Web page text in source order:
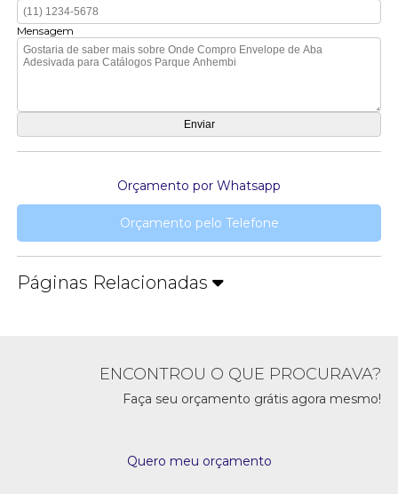
Mensagem
Orçamento por Whatsapp
Orçamento pelo Telefone
Páginas Relacionadas
ENCONTROU O QUE PROCURAVA?
Faça seu orçamento grátis agora mesmo!
Quero meu orçamento